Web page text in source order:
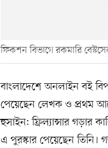
ফিকশন বিভাগে রকমারি
বাংলাদেশে অনলাইন বই
পেয়েছেন লেখক ও প্রথম
হুসাইন: ফ্রিল্যান্সার গড়ার
এ পুরস্কার পেয়েছেন তিনি।